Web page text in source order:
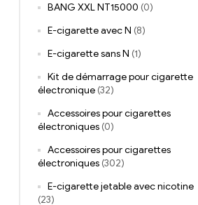
BANG XXL NT15000 (0)
E-cigarette avec N (8)
E-cigarette sans N (1)
Kit de démarrage pour cigarette
électronique (32)
Accessoires pour cigarettes
électroniques (0)
Accessoires pour cigarettes
électroniques (302)
E-cigarette jetable avec nicotine
(23)